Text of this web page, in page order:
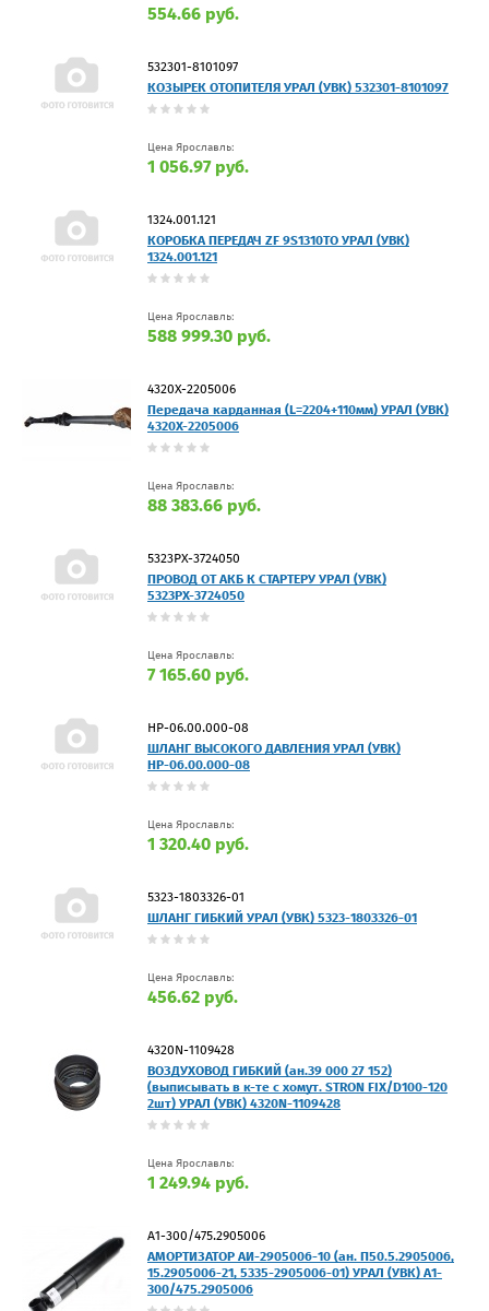
554.66 руб.
532301-8101097
КОЗЫРЕК ОТОПИТЕЛЯ УРАЛ (УВК) 532301-8101097
Цена Ярославль:
1 056.97 руб.
1324.001.121
КОРОБКА ПЕРЕДАЧ ZF 9S1310TO УРАЛ (УВК)
1324.001.121
Цена Ярославль:
588 999.30 руб.
4320Х-2205006
Передача карданная (L=2204+110мм) УРАЛ (УВК)
4320Х-2205006
Цена Ярославль:
88 383.66 руб.
5323РХ-3724050
ПРОВОД ОТ АКБ К СТАРТЕРУ УРАЛ (УВК)
5323РХ-3724050
Цена Ярославль:
7 165.60 руб.
НР-06.00.000-08
ШЛАНГ ВЫСОКОГО ДАВЛЕНИЯ УРАЛ (УВК)
НР-06.00.000-08
Цена Ярославль:
1 320.40 руб.
5323-1803326-01
ШЛАНГ ГИБКИЙ УРАЛ (УВК) 5323-1803326-01
Цена Ярославль:
456.62 руб.
4320N-1109428
ВОЗДУХОВОД ГИБКИЙ (ан.39 000 27 152)
(выписывать в к-те с хомут. STRON FIX/D100-120
2шт) УРАЛ (УВК) 4320N-1109428
Цена Ярославль:
1 249.94 руб.
А1-300/475.2905006
АМОРТИЗАТОР АИ-2905006-10 (ан. П50.5.2905006,
15.2905006-21, 5335-2905006-01) УРАЛ (УВК) А1-
300/475.2905006